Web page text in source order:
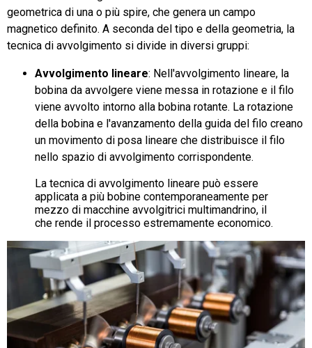
geometrica di una o più spire, che genera un campo
magnetico definito. A seconda del tipo e della geometria, la
tecnica di avvolgimento si divide in diversi gruppi:
Avvolgimento lineare: Nell'avvolgimento lineare, la
bobina da avvolgere viene messa in rotazione e il filo
viene avvolto intorno alla bobina rotante. La rotazione
della bobina e l'avanzamento della guida del filo creano
un movimento di posa lineare che distribuisce il filo
nello spazio di avvolgimento corrispondente.
La tecnica di avvolgimento lineare può essere
applicata a più bobine contemporaneamente per
mezzo di macchine avvolgitrici multimandrino, il
che rende il processo estremamente economico.